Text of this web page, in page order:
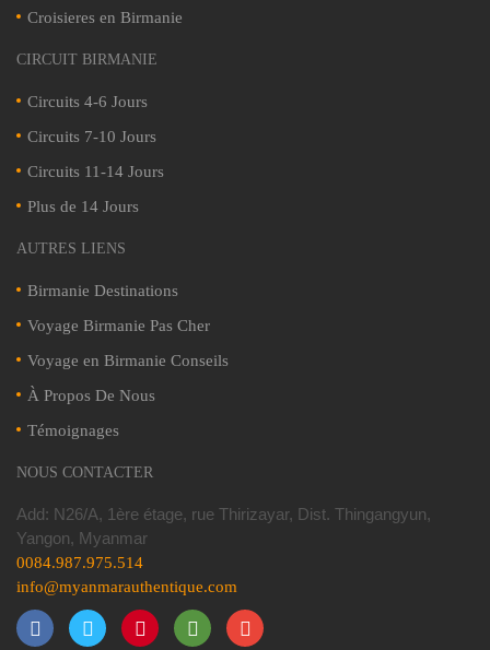
Croisieres en Birmanie
CIRCUIT BIRMANIE
Circuits 4-6 Jours
Circuits 7-10 Jours
Circuits 11-14 Jours
Plus de 14 Jours
AUTRES LIENS
Birmanie Destinations
Voyage Birmanie Pas Cher
Voyage en Birmanie Conseils
À Propos De Nous
Témoignages
NOUS CONTACTER
Add: N26/A, 1ère étage, rue Thirizayar, Dist. Thingangyun,
Yangon, Myanmar
0084.987.975.514